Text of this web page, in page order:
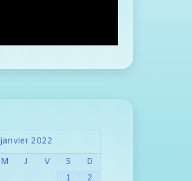
janvier 2022
M J V S
D
1
2